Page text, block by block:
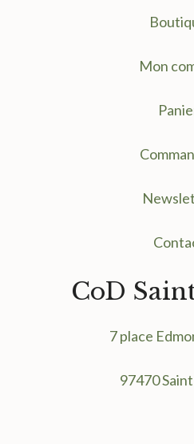
Mon
CoD
7 place
97470